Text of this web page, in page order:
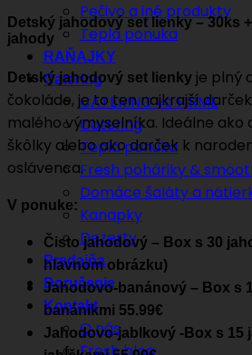
Pečivo a iné produkty
Teplá ponuka
RAŇAJKY
Catering
CATERING vo FIRME
Catering
Teplá ponuka
Fresh poháriky &
Domáce šaláty a
Kanapky
Dezerty
Predajňa
Doručenie
Kontakt
O nás
Detský jahodový set lienky – 30ks
jahody
Detský jahodový set lienky je plný
čokoláde, je to ten najkrajší
malého výmyselníka. Ideálne ako
škôlky alebo ako darček k
oslávenca.
V ponuke:
Čisto jahodový – Box s 30
hlavnom obrázku)
Jahodovo-banánový – Box s
banánikmi 55.99€
Jahodovo-jablkový -Box s 15